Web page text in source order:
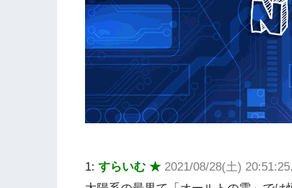
1: すらいむ ★ 2021/08/28(土)